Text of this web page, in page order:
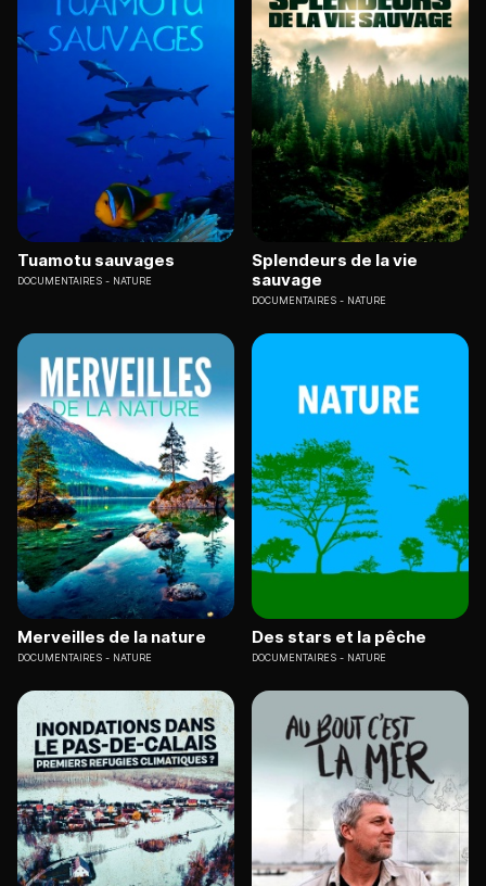
Tuamotu sauvages
DOCUMENTAIRES NATURE
Splendeurs de la vie
sauvage
DOCUMENTAIRES NATURE
Merveilles de la nature
DOCUMENTAIRES NATURE
Des stars et la pêche
DOCUMENTAIRES NATURE